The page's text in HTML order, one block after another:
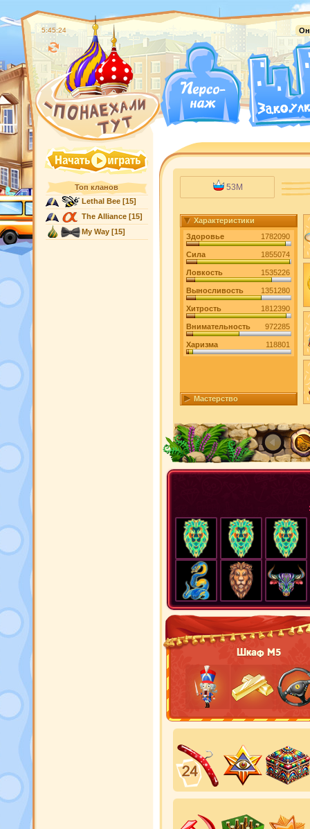
5:45:25
Топ кланов
Lethal Bee[15]
The Alliance[15]
My Way[15]
53M
Характеристики
Здоровье
1782090
Сила 1855074
Ловкость 1535226
Выносливость 1351280
Хитрость 1812390
Внимательность 972285
Харизма 118801
Мастерство
Шкаф М5